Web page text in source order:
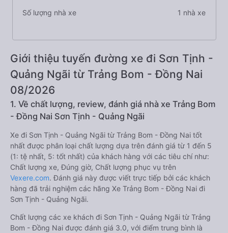
Số lượng nhà xe 1 nhà xe
Giới thiệu tuyến đường xe đi Sơn Tịnh -
Quảng Ngãi từ Trảng Bom - Đồng Nai
08/2026
1. Về chất lượng, review, đánh giá nhà xe Trảng Bom
- Đồng Nai Sơn Tịnh - Quảng Ngãi
Xe đi Sơn Tịnh - Quảng Ngãi từ Trảng Bom - Đồng Nai tốt
nhất được phân loại chất lượng dựa trên đánh giá từ 1 đến 5
(1: tệ nhất, 5: tốt nhất) của khách hàng với các tiêu chí như:
Chất lượng xe, Đúng giờ, Chất lượng phục vụ trên
Vexere.com. Đánh giá này được viết trực tiếp bởi các khách
hàng đã trải nghiệm các hãng Xe Trảng Bom - Đồng Nai đi
Sơn Tịnh - Quảng Ngãi.
Chất lượng các xe khách đi Sơn Tịnh - Quảng Ngãi từ Trảng
Bom - Đồng Nai được đánh giá 3.0, với điểm trung bình là